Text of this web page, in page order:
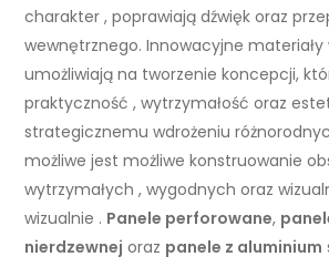
charakter , poprawiają dźwięk oraz
wewnętrznego. Innowacyjne
umożliwiają na tworzenie koncepcji,
praktyczność , wytrzymałość oraz
strategicznemu wdrożeniu
możliwe jest możliwe konstruowanie
wytrzymałych , wygodnych oraz
wizualnie . Panele perforowane,
nierdzewnej oraz panele z aluminium